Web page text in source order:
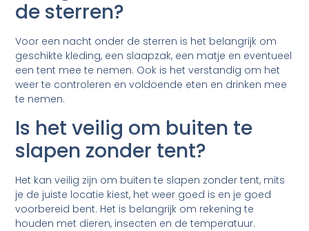
de sterren?
Voor een nacht onder de sterren is het belangrijk om
geschikte kleding, een slaapzak, een matje en eventueel
een tent mee te nemen. Ook is het verstandig om het
weer te controleren en voldoende eten en drinken mee
te nemen.
Is het veilig om buiten te
slapen zonder tent?
Het kan veilig zijn om buiten te slapen zonder tent, mits
je de juiste locatie kiest, het weer goed is en je goed
voorbereid bent. Het is belangrijk om rekening te
houden met dieren, insecten en de temperatuur.